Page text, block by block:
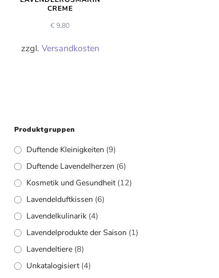
CREME
€ 9,80
zzgl. Versandkosten
Produktgruppen
Duftende Kleinigkeiten (9)
Duftende Lavendelherzen (6)
Kosmetik und Gesundheit (12)
Lavendelduftkissen (6)
Lavendelkulinarik (4)
Lavendelprodukte der Saison (1)
Lavendeltiere (8)
Unkatalogisiert (4)